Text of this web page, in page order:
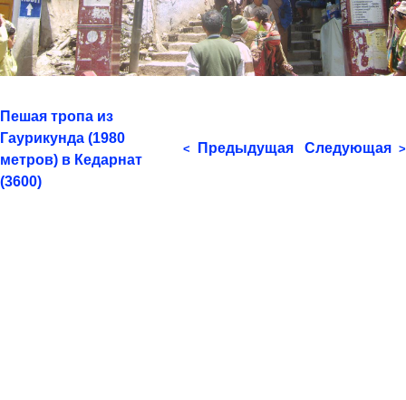
Пешая тропа из
Гаурикунда (1980
метров) в Кедарнат
(3600)
< Предыдущая Следующая >